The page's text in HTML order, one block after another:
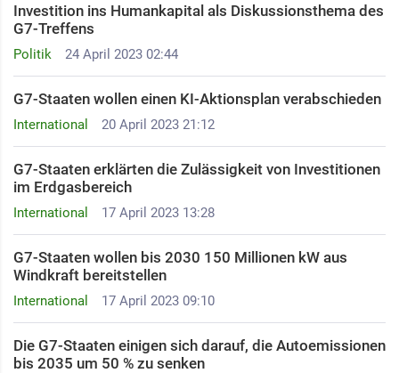
Politik 24 April 2023 02:44
Investition ins Humankapital als Diskussionsthema des
G7-Treffens
International 20 April 2023 21:12
G7-Staaten wollen einen KI-Aktionsplan verabschieden
International 17 April 2023 13:28
G7-Staaten erklärten die Zulässigkeit von Investitionen
im Erdgasbereich ​
International 17 April 2023 09:10
G7-Staaten wollen bis 2030 150 Millionen kW aus
Windkraft bereitstellen
Die G7-Staaten einigen sich darauf, die Autoemissionen
bis 2035 um 50 % zu senken ​